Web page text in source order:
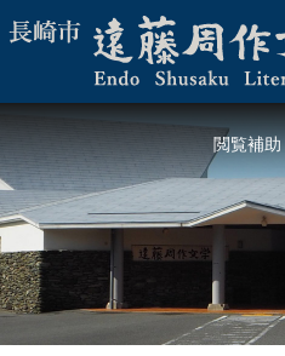
ー
で
す。
ニ
ば
し
て
本
文
へ
閲覧補助